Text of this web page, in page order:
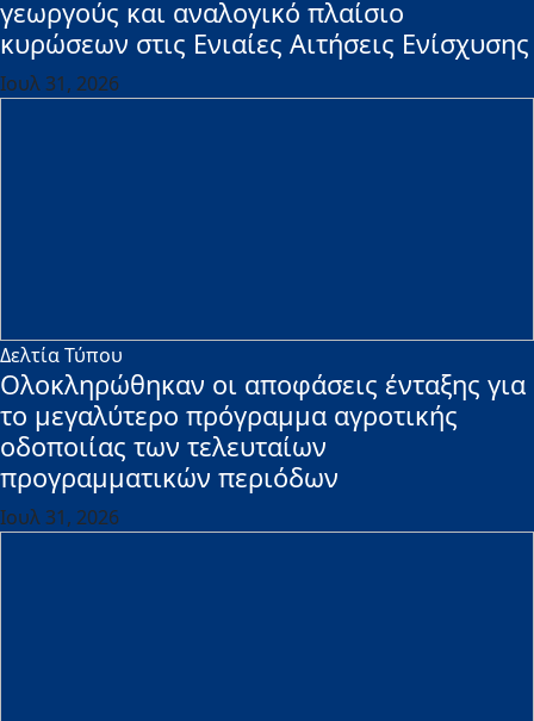
γεωργούς και αναλογικό πλαίσιο
κυρώσεων στις Ενιαίες Αιτήσεις Ενίσχυσης
Ιουλ 31, 2026
Δελτία Τύπου
Ολοκληρώθηκαν οι αποφάσεις ένταξης για
το μεγαλύτερο πρόγραμμα αγροτικής
οδοποιίας των τελευταίων
προγραμματικών περιόδων
Ιουλ 31, 2026